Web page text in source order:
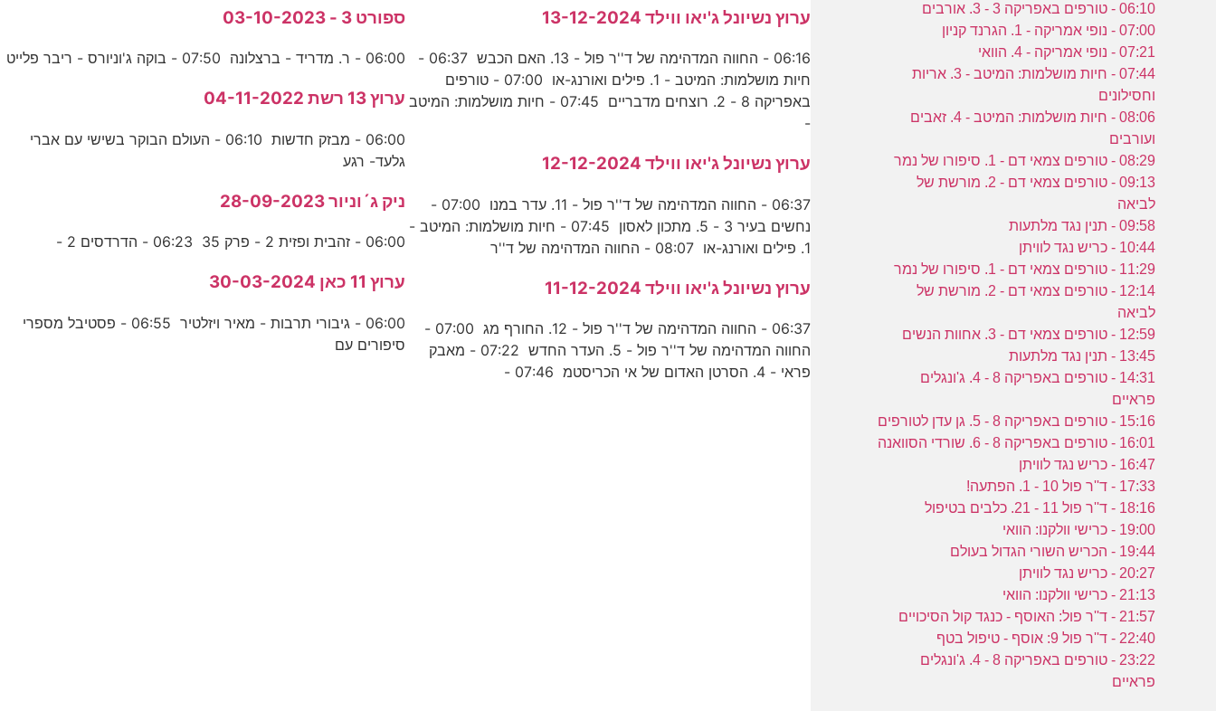
06:10 - טורפים באפריקה 3 - 3. אורבים
07:00 - נופי אמריקה - 1. הגרנד קניון
07:21 - נופי אמריקה - 4. הוואי
07:44 - חיות מושלמות: המיטב - 3. אריות
וחסילונים
08:06 - חיות מושלמות: המיטב - 4. זאבים
ועורבים
08:29 - טורפים צמאי דם - 1. סיפורו של נמר
09:13 - טורפים צמאי דם - 2. מורשת של
לביאה
09:58 - תנין נגד מלתעות
10:44 - כריש נגד לוויתן
11:29 - טורפים צמאי דם - 1. סיפורו של נמר
12:14 - טורפים צמאי דם - 2. מורשת של
לביאה
12:59 - טורפים צמאי דם - 3. אחוות הנשים
13:45 - תנין נגד מלתעות
14:31 - טורפים באפריקה 8 - 4. ג'ונגלים
פראיים
15:16 - טורפים באפריקה 8 - 5. גן עדן לטורפים
16:01 - טורפים באפריקה 8 - 6. שורדי הסוואנה
16:47 - כריש נגד לוויתן
17:33 - ד''ר פול 10 - 1. הפתעה!
18:16 - ד''ר פול 11 - 21. כלבים בטיפול
19:00 - כרישי וולקנו: הוואי
19:44 - הכריש השורי הגדול בעולם
20:27 - כריש נגד לוויתן
21:13 - כרישי וולקנו: הוואי
21:57 - ד''ר פול: האוסף - כנגד קול הסיכויים
22:40 - ד''ר פול 9: אוסף - טיפול בטף
23:22 - טורפים באפריקה 8 - 4. ג'ונגלים
פראיים
ערוץ נשיונל ג'יאו ווילד 13-12-2024
06:16 - החווה המדהימה של ד''ר פול - 13. האם הכבש 06:37 -
חיות מושלמות: המיטב - 1. פילים ואורנג-או 07:00 - טורפים
באפריקה 8 - 2. רוצחים מדבריים 07:45 - חיות מושלמות: המיטב
-
ערוץ נשיונל ג'יאו ווילד 12-12-2024
06:37 - החווה המדהימה של ד''ר פול - 11. עדר במנו 07:00 -
נחשים בעיר 3 - 5. מתכון לאסון 07:45 - חיות מושלמות: המיטב -
1. פילים ואורנג-או 08:07 - החווה המדהימה של ד''ר
ערוץ נשיונל ג'יאו ווילד 11-12-2024
06:37 - החווה המדהימה של ד''ר פול - 12. החורף מג 07:00 -
החווה המדהימה של ד''ר פול - 5. העדר החדש 07:22 - מאבק
פראי - 4. הסרטן האדום של אי הכריסטמ 07:46 -
ספורט 3 - 03-10-2023
06:00 - ר. מדריד - ברצלונה 07:50 - בוקה ג'וניורס - ריבר פלייט
ערוץ 13 רשת 04-11-2022
06:00 - מבזק חדשות 06:10 - העולם הבוקר בשישי עם אברי
גלעד- רגע
ניק ג´וניור 28-09-2023
06:00 - זהבית ופזית 2 - פרק 35 06:23 - הדרדסים 2 -
ערוץ 11 כאן 30-03-2024
06:00 - גיבורי תרבות - מאיר ויזלטיר 06:55 - פסטיבל מספרי
סיפורים עם